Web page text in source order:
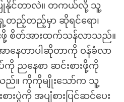
နိုင်တာလဲ။ တကယ်လို့ သူ့
ည့်တည့်မှာ ဆိုရင်ရော၊
းဖို့ စိတ်အားထက်သန်လာသည်။
နေတာပါဆိုတာကို ဝန်ခံလာ
ညနေစာ ဆင်းစားဖို့ကို
ည်။ ကိုကိုမျိုးသော်က သူ့
ားပွဲကို အပျံစားပြင်ဆင်ပေး